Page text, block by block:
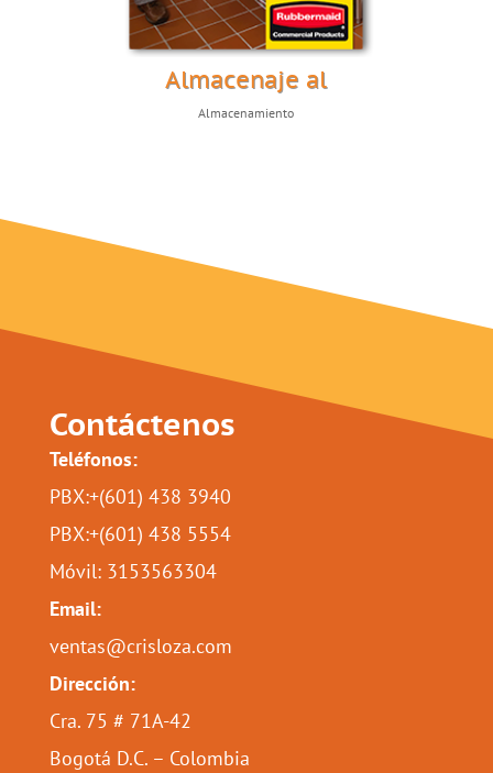
Almacenaje al
Almacenamiento
Contáctenos
Teléfonos:
PBX:+(601) 438 3940
PBX:+(601) 438 5554
Móvil: 3153563304
Email:
ventas@crisloza.com
Dirección:
Cra. 75 # 71A-42
Bogotá D.C. – Colombia